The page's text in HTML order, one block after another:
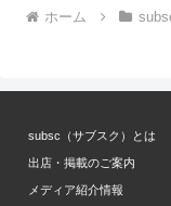
ホーム
subsc（サブスク）とは
出店・掲載のご案内
メディア紹介情報